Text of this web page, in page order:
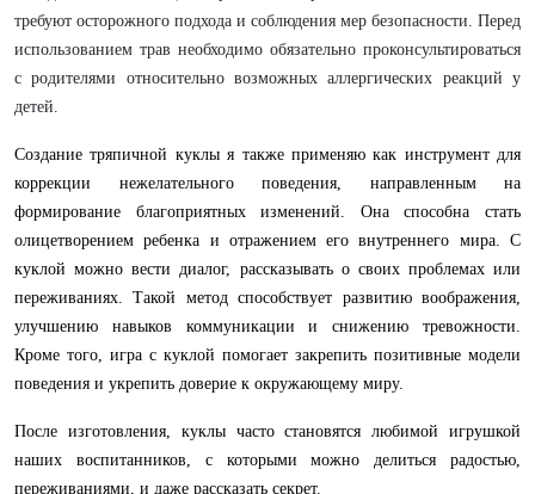
требуют осторожного подхода и соблюдения мер безопасности. Перед
использованием трав необходимо обязательно проконсультироваться
с родителями относительно возможных аллергических реакций у
детей.
Создание тряпичной куклы я также применяю как инструмент для
коррекции нежелательного поведения, направленным на
формирование благоприятных изменений. Она способна стать
олицетворением ребенка и отражением его внутреннего мира. С
куклой можно вести диалог, рассказывать о своих проблемах или
переживаниях. Такой метод способствует развитию воображения,
улучшению навыков коммуникации и снижению тревожности.
Кроме того, игра с куклой помогает закрепить позитивные модели
поведения и укрепить доверие к окружающему миру.
После изготовления, куклы часто становятся любимой игрушкой
наших воспитанников, с которыми можно делиться радостью,
переживаниями, и даже рассказать секрет.